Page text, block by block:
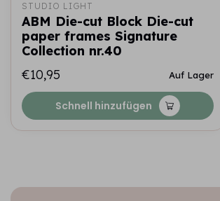
STUDIO LIGHT
ABM Die-cut Block Die-cut
paper frames Signature
Collection nr.40
€10,95
Auf Lager
Schnell hinzufügen